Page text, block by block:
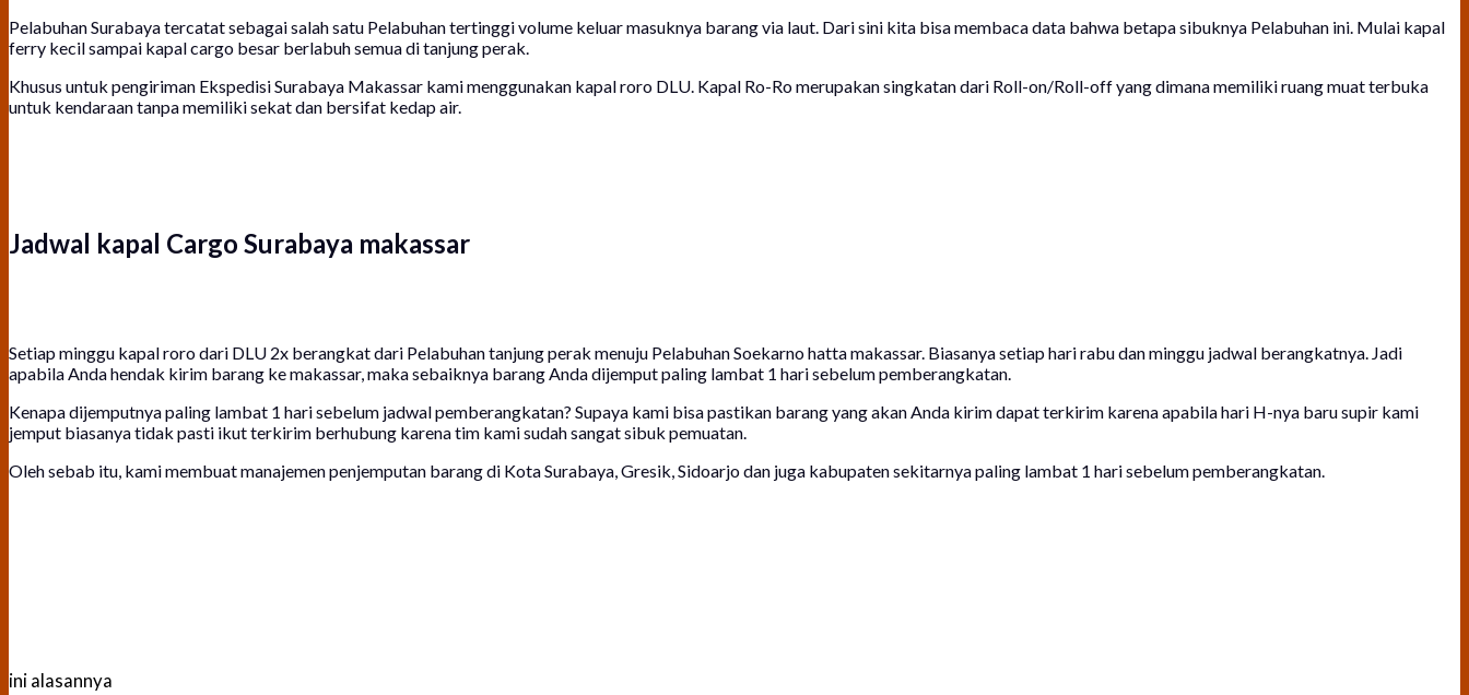
Pelabuhan Surabaya tercatat sebagai salah satu Pelabuhan tertinggi volume keluar masuknya barang via laut. Dari sini kita bisa membaca data bahwa betapa sibuknya Pelabuhan ini. Mulai kapal
ferry kecil sampai kapal cargo besar berlabuh semua di tanjung perak.
Khusus untuk pengiriman Ekspedisi Surabaya Makassar kami menggunakan kapal roro DLU. Kapal Ro-Ro merupakan singkatan dari Roll-on/Roll-off yang dimana memiliki ruang muat terbuka
untuk kendaraan tanpa memiliki sekat dan bersifat kedap air.
Jadwal kapal Cargo Surabaya makassar
Setiap minggu kapal roro dari DLU 2x berangkat dari Pelabuhan tanjung perak menuju Pelabuhan Soekarno hatta makassar. Biasanya setiap hari rabu dan minggu jadwal berangkatnya. Jadi
apabila Anda hendak kirim barang ke makassar, maka sebaiknya barang Anda dijemput paling lambat 1 hari sebelum pemberangkatan.
Kenapa dijemputnya paling lambat 1 hari sebelum jadwal pemberangkatan? Supaya kami bisa pastikan barang yang akan Anda kirim dapat terkirim karena apabila hari H-nya baru supir kami
jemput biasanya tidak pasti ikut terkirim berhubung karena tim kami sudah sangat sibuk pemuatan.
Oleh sebab itu, kami membuat manajemen penjemputan barang di Kota Surabaya, Gresik, Sidoarjo dan juga kabupaten sekitarnya paling lambat 1 hari sebelum pemberangkatan.
ini alasannya